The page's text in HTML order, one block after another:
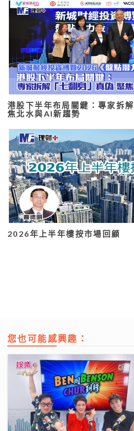
港股下半年布局關鍵：專家拆
焦北水與AI新趨勢
2026年上半年樓按市場回顧
您也可能感興趣：